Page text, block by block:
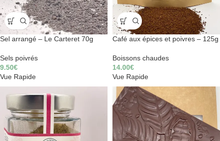
Sel arrangé – Le Carteret 70g
Sels poivrés
9.50€
Vue Rapide
Café aux épices et poivres – 125g
Boissons chaudes
14.00€
Vue Rapide